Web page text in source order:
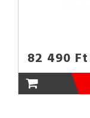
82 490 Ft